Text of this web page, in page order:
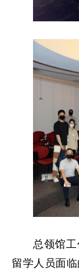
总领馆
留学人员面